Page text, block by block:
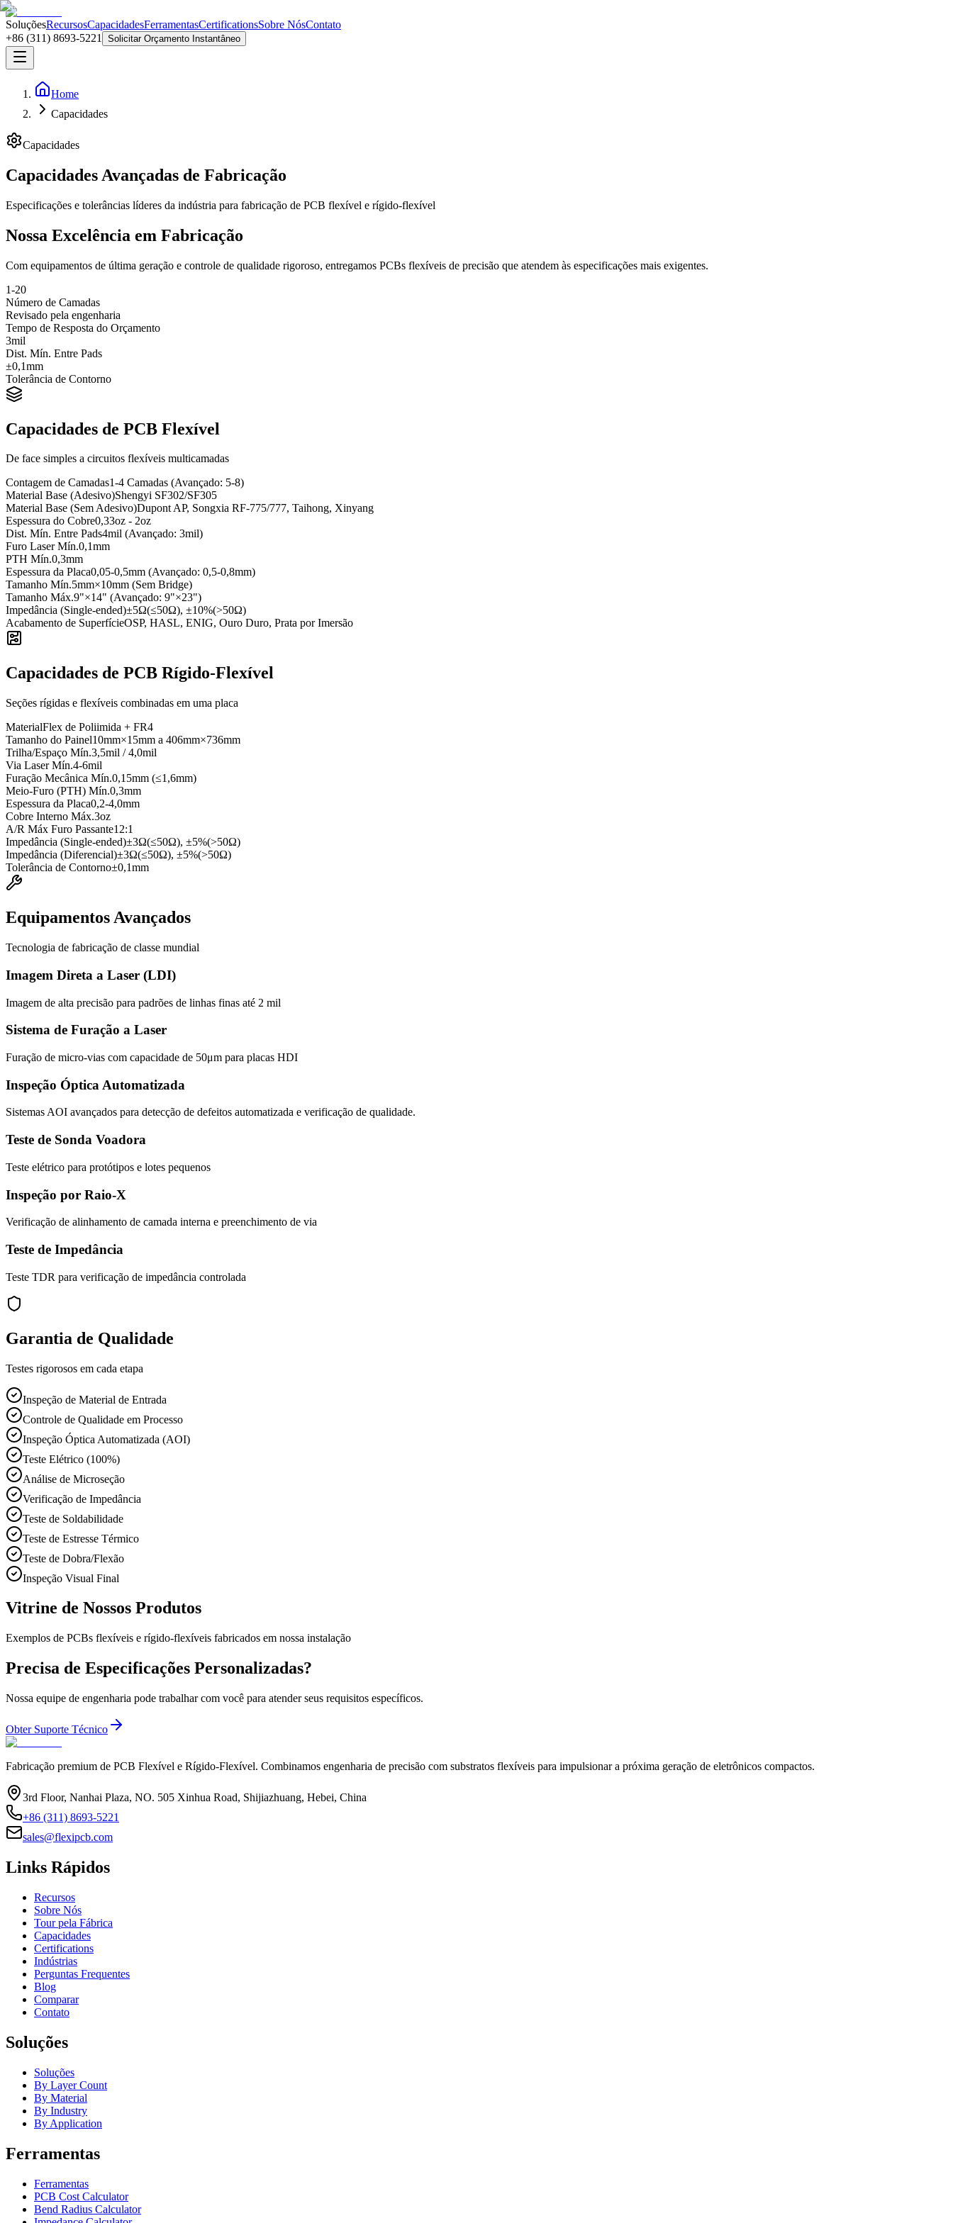
SoluçõesRecursosCapacidadesFerramentasCertificationsSobre NósContato
+86 (311) 8693-5221
Solicitar Orçamento Instantâneo
Home
Capacidades
Capacidades
Capacidades Avançadas de Fabricação
Especificações e tolerâncias líderes da indústria para fabricação de PCB flexível e rígido-flexível
Nossa Excelência em Fabricação
Com equipamentos de última geração e controle de qualidade rigoroso, entregamos PCBs flexíveis de precisão que atendem às especificações mais exigentes.
1-20
Número de Camadas
Revisado pela engenharia
Tempo de Resposta do Orçamento
3mil
Dist. Mín. Entre Pads
±0,1mm
Tolerância de Contorno
Capacidades de PCB Flexível
De face simples a circuitos flexíveis multicamadas
Contagem de Camadas1-4 Camadas (Avançado: 5-8)
Material Base (Adesivo)Shengyi SF302/SF305
Material Base (Sem Adesivo)Dupont AP, Songxia RF-775/777, Taihong, Xinyang
Espessura do Cobre0,33oz - 2oz
Dist. Mín. Entre Pads4mil (Avançado: 3mil)
Furo Laser Mín.0,1mm
PTH Mín.0,3mm
Espessura da Placa0,05-0,5mm (Avançado: 0,5-0,8mm)
Tamanho Mín.5mm×10mm (Sem Bridge)
Tamanho Máx.9"×14" (Avançado: 9"×23")
Impedância (Single-ended)±5Ω(≤50Ω), ±10%(>50Ω)
Acabamento de SuperfícieOSP, HASL, ENIG, Ouro Duro, Prata por Imersão
Capacidades de PCB Rígido-Flexível
Seções rígidas e flexíveis combinadas em uma placa
MaterialFlex de Poliimida + FR4
Tamanho do Painel10mm×15mm a 406mm×736mm
Trilha/Espaço Mín.3,5mil / 4,0mil
Via Laser Mín.4-6mil
Furação Mecânica Mín.0,15mm (≤1,6mm)
Meio-Furo (PTH) Mín.0,3mm
Espessura da Placa0,2-4,0mm
Cobre Interno Máx.3oz
A/R Máx Furo Passante12:1
Impedância (Single-ended)±3Ω(≤50Ω), ±5%(>50Ω)
Impedância (Diferencial)±3Ω(≤50Ω), ±5%(>50Ω)
Tolerância de Contorno±0,1mm
Equipamentos Avançados
Tecnologia de fabricação de classe mundial
Imagem Direta a Laser (LDI)
Imagem de alta precisão para padrões de linhas finas até 2 mil
Sistema de Furação a Laser
Furação de micro-vias com capacidade de 50μm para placas HDI
Inspeção Óptica Automatizada
Sistemas AOI avançados para detecção de defeitos automatizada e verificação de qualidade.
Teste de Sonda Voadora
Teste elétrico para protótipos e lotes pequenos
Inspeção por Raio-X
Verificação de alinhamento de camada interna e preenchimento de via
Teste de Impedância
Teste TDR para verificação de impedância controlada
Garantia de Qualidade
Testes rigorosos em cada etapa
Inspeção de Material de Entrada
Controle de Qualidade em Processo
Inspeção Óptica Automatizada (AOI)
Teste Elétrico (100%)
Análise de Microseção
Verificação de Impedância
Teste de Soldabilidade
Teste de Estresse Térmico
Teste de Dobra/Flexão
Inspeção Visual Final
Vitrine de Nossos Produtos
Exemplos de PCBs flexíveis e rígido-flexíveis fabricados em nossa instalação
Precisa de Especificações Personalizadas?
Nossa equipe de engenharia pode trabalhar com você para atender seus requisitos específicos.
Obter Suporte Técnico
Fabricação premium de PCB Flexível e Rígido-Flexível. Combinamos engenharia de precisão com substratos flexíveis para impulsionar a próxima geração de eletrônicos compactos.
3rd Floor, Nanhai Plaza, NO. 505 Xinhua Road, Shijiazhuang, Hebei, China
+86 (311) 8693-5221
sales@flexipcb.com
Links Rápidos
Recursos
Sobre Nós
Tour pela Fábrica
Capacidades
Certifications
Indústrias
Perguntas Frequentes
Blog
Comparar
Contato
Soluções
Soluções
By Layer Count
By Material
By Industry
By Application
Ferramentas
Ferramentas
PCB Cost Calculator
Bend Radius Calculator